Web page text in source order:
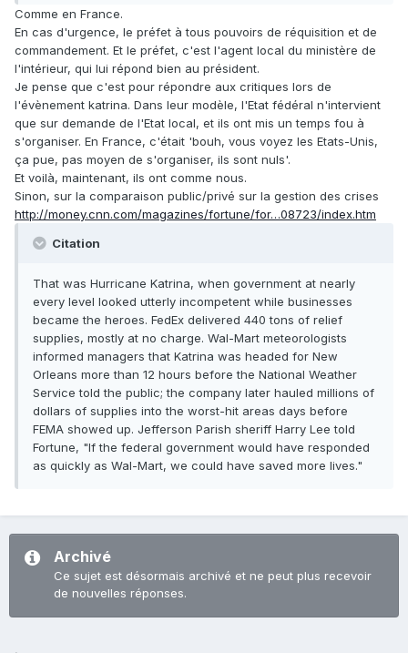
Comme en France.
En cas d'urgence, le préfet à tous pouvoirs de réquisition et de
commandement. Et le préfet, c'est l'agent local du ministère de
l'intérieur, qui lui répond bien au président.
Je pense que c'est pour répondre aux critiques lors de
l'évènement katrina. Dans leur modèle, l'Etat fédéral n'intervient
que sur demande de l'Etat local, et ils ont mis un temps fou à
s'organiser. En France, c'était 'bouh, vous voyez les Etats-Unis,
ça pue, pas moyen de s'organiser, ils sont nuls'.
Et voilà, maintenant, ils ont comme nous.
Sinon, sur la comparaison public/privé sur la gestion des crises
http://money.cnn.com/magazines/fortune/for…08723/index.htm
Citation
That was Hurricane Katrina, when government at nearly
every level looked utterly incompetent while businesses
became the heroes. FedEx delivered 440 tons of relief
supplies, mostly at no charge. Wal-Mart meteorologists
informed managers that Katrina was headed for New
Orleans more than 12 hours before the National Weather
Service told the public; the company later hauled millions of
dollars of supplies into the worst-hit areas days before
FEMA showed up. Jefferson Parish sheriff Harry Lee told
Fortune, "If the federal government would have responded
as quickly as Wal-Mart, we could have saved more lives."
Archivé
Ce sujet est désormais archivé et ne peut plus recevoir
de nouvelles réponses.